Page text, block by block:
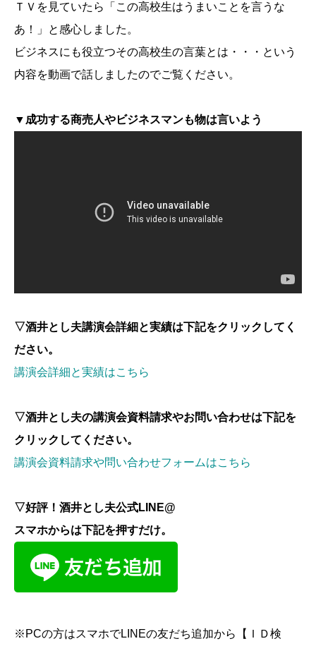
ＴＶを見ていたら「この高校生はうまいことを言うな
あ！」と感心しました。
ビジネスにも役立つその高校生の言葉とは・・・という
内容を動画で話しましたのでご覧ください。
▼成功する商売人やビジネスマンも物は言いよう
▽酒井とし夫講演会詳細と実績は下記をクリックしてく
ださい。
講演会詳細と実績はこちら
▽酒井とし夫の講演会資料請求やお問い合わせは下記を
クリックしてください。
講演会資料請求や問い合わせフォームはこちら
▽好評！酒井とし夫公式LINE@
スマホからは下記を押すだけ。
※PCの方はスマホでLINEの友だち追加から【ＩＤ検